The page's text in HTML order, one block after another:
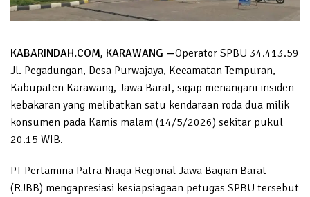
KABARINDAH.COM, KARAWANG —Operator SPBU 34.413.59
Jl. Pegadungan, Desa Purwajaya, Kecamatan Tempuran,
Kabupaten Karawang, Jawa Barat, sigap menangani insiden
kebakaran yang melibatkan satu kendaraan roda dua milik
konsumen pada Kamis malam (14/5/2026) sekitar pukul
20.15 WIB.
PT Pertamina Patra Niaga Regional Jawa Bagian Barat
(RJBB) mengapresiasi kesiapsiagaan petugas SPBU tersebut